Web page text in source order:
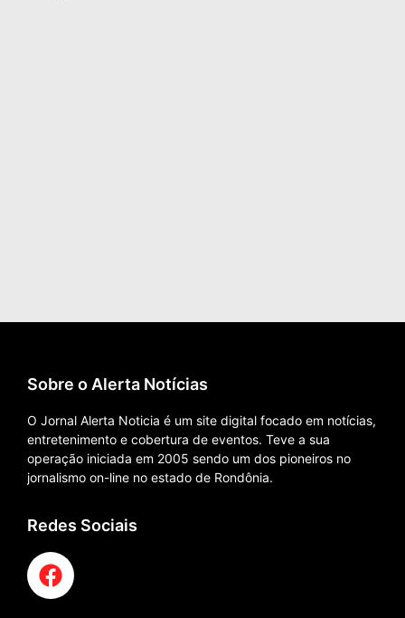
Sobre o Alerta Notícias
O Jornal Alerta Noticia é um site digital focado em notícias,
entretenimento e cobertura de eventos. Teve a sua
operação iniciada em 2005 sendo um dos pioneiros no
jornalismo on-line no estado de Rondônia.
Redes Sociais